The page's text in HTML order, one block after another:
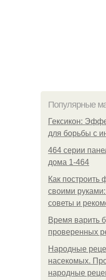
Популярные
Гексикон:
для борьбы с
464 серии
дома 1-464
Как
своими
советы и
Время варить
проверенных
Народные
насекомых.
народные